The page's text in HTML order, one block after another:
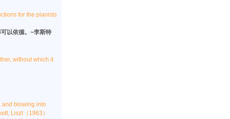
for the pianists
以依循。~李斯特
without which it
and blowing into
Liszt（1963）